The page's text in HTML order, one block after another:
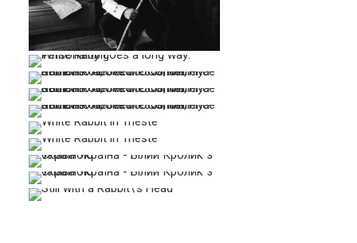
…
…
…
…
…
…